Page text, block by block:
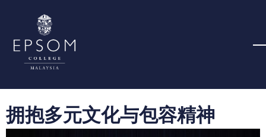
拥抱多元文化与包容精神